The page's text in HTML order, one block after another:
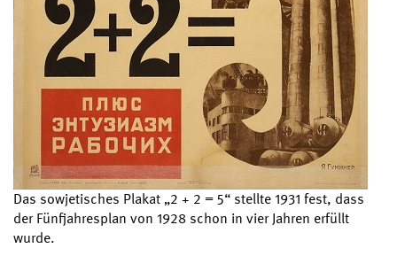
Das sowjetisches Plakat „2 + 2 = 5“ stellte 1931 fest, dass
der Fünfjahresplan von 1928 schon in vier Jahren erfüllt
wurde.